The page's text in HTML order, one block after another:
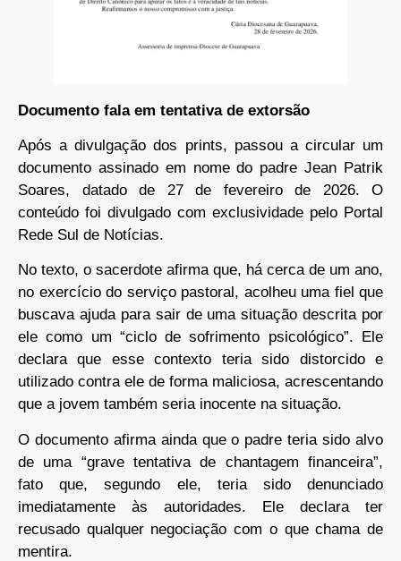
Documento fala em tentativa de extorsão
Após a divulgação dos prints, passou a circular um
documento assinado em nome do padre Jean Patrik
Soares, datado de 27 de fevereiro de 2026. O
conteúdo foi divulgado com exclusividade pelo Portal
Rede Sul de Notícias.
No texto, o sacerdote afirma que, há cerca de um ano,
no exercício do serviço pastoral, acolheu uma fiel que
buscava ajuda para sair de uma situação descrita por
ele como um “ciclo de sofrimento psicológico”. Ele
declara que esse contexto teria sido distorcido e
utilizado contra ele de forma maliciosa, acrescentando
que a jovem também seria inocente na situação.
O documento afirma ainda que o padre teria sido alvo
de uma “grave tentativa de chantagem financeira”,
fato que, segundo ele, teria sido denunciado
imediatamente às autoridades. Ele declara ter
recusado qualquer negociação com o que chama de
mentira.